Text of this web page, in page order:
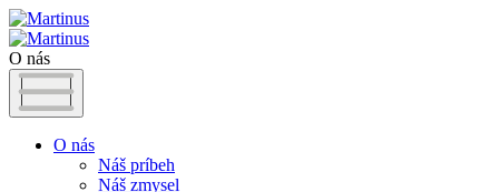
O nás
O nás
Náš príbeh
Náš zmysel